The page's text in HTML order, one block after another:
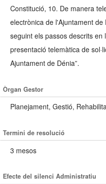
Constitució, 10. De manera
electrònica de l'Ajuntament
seguint els passos descrits en
presentació telemàtica de
Ajuntament de Dénia”.
Òrgan Gestor
Planejament, Gestió,
Termini de resolució
3 mesos
Efecte del silenci Administratiu